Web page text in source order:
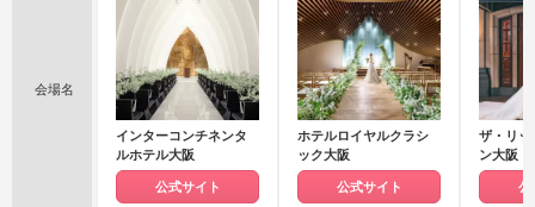
会場名
インターコンチネンタ
ルホテル大阪
公式サイト
ホテルロイヤルクラシ
ック大阪
公式サイト
ザ・リッ
ン大阪
公